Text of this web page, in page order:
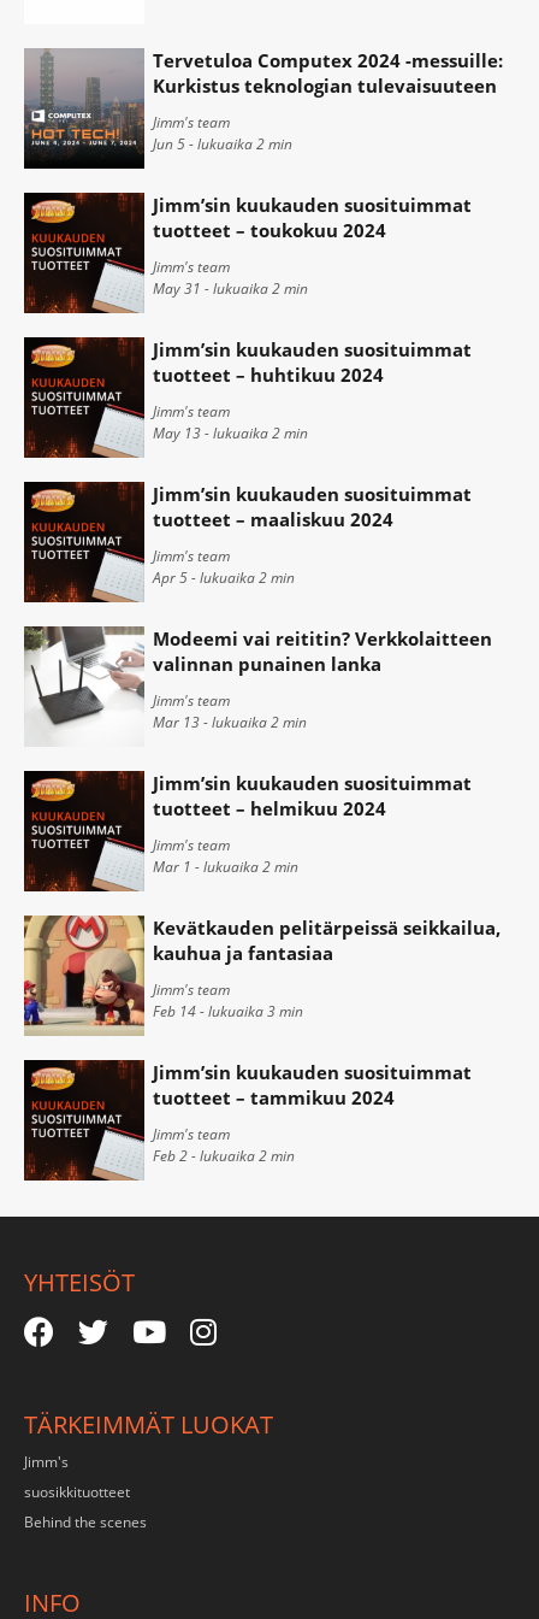
Tervetuloa Computex 2024 -messuille:
Kurkistus teknologian tulevaisuuteen
Jimm's team
Jun 5 - lukuaika2min
Jimm’sin kuukauden suosituimmat
tuotteet – toukokuu 2024
Jimm's team
May 31 - lukuaika2min
Jimm’sin kuukauden suosituimmat
tuotteet – huhtikuu 2024
Jimm's team
May 13 - lukuaika2min
Jimm’sin kuukauden suosituimmat
tuotteet – maaliskuu 2024
Jimm's team
Apr 5 - lukuaika2min
Modeemi vai reititin? Verkkolaitteen
valinnan punainen lanka
Jimm's team
Mar 13 - lukuaika2min
Jimm’sin kuukauden suosituimmat
tuotteet – helmikuu 2024
Jimm's team
Mar 1 - lukuaika2min
Kevätkauden pelitärpeissä seikkailua,
kauhua ja fantasiaa
Jimm's team
Feb 14 - lukuaika3min
Jimm’sin kuukauden suosituimmat
tuotteet – tammikuu 2024
Jimm's team
Feb 2 - lukuaika2min
YHTEISÖT
TÄRKEIMMÄT LUOKAT
Jimm's
suosikkituotteet
Behind the scenes
INFO